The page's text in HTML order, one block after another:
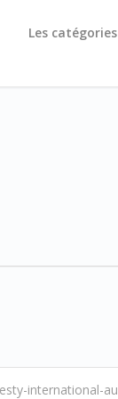
Les catégories